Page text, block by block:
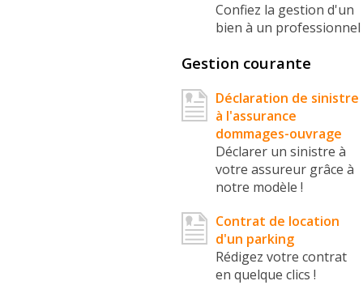
Confiez la gestion d'un
bien à un professionnel
Gestion courante
Déclaration de sinistre
à l'assurance
dommages-ouvrage
Déclarer un sinistre à
votre assureur grâce à
notre modèle !
Contrat de location
d'un parking
Rédigez votre contrat
en quelque clics !